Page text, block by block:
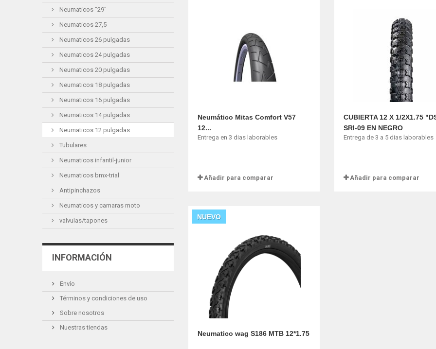
Neumaticos "29"
Neumaticos 27,5
Neumaticos 26 pulgadas
Neumaticos 24 pulgadas
Neumaticos 20 pulgadas
Neumaticos 18 pulgadas
Neumaticos 16 pulgadas
Neumaticos 14 pulgadas
Neumaticos 12 pulgadas
Tubulares
Neumaticos infantil-junior
Neumaticos bmx-trial
Antipinchazos
Neumaticos y camaras moto
valvulas/tapones
INFORMACIÓN
Envío
Términos y condiciones de uso
Sobre nosotros
Nuestras tiendas
Neumático Mitas Comfort V57
12...
Entrega en 3 dias laborables
Añadir para comparar
CUBIERTA 12 X 1/2X1.75
SRI-09 EN NEGRO
Entrega de 3 a 5 dias laborables
Añadir para comparar
NUEVO
Neumatico wag S186 MTB 12*1.75